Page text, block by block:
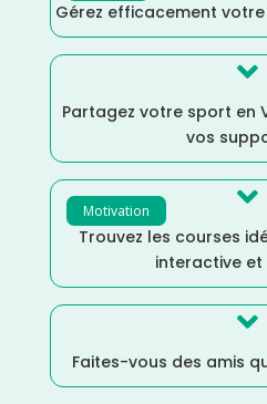
Gérez efficacement

Partagez votre sport en
vos
Motivation 
Trouvez les courses
interactive et

Faites-vous des amis